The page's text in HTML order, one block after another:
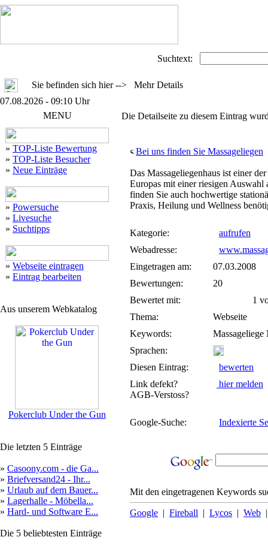
Suchtext:
Sie befinden sich hier --> Mehr Details
07.08.2026 - 09:10 Uhr
MENU
» TOP-Liste Bewertung
» TOP-Liste Besucher
» Neue Einträge
» Powersuche
» Livesuche
» Suchtipps
» Webseite eintragen
» Eintrag bearbeiten
Aus unserem Webkatalog
Pokerclub Under the Gun
Die letzten 5 Einträge
» Casoony.com - die Ga...
» Briefversand24 - Ihr...
» Urlaub auf dem Bauer...
» Lagerhalle - Möbella...
» Hard- und Software E...
Die 5 beliebtesten Einträge
Die Detailseite zu diesem Eintrag
Bei uns finden Sie Massageliegen
Das Massageliegenhaus ist einer
Europas mit einer riesigen
finden Sie auch hochwertige
Praxis, Heilung und Wellness
Kategorie:
aufrufen
Webadresse:
Eingetragen am:
07.03.2008
Bewertungen:
20
Bewertet mit:
1
Thema:
Webseite
Keywords:
Massageliege
Sprachen:
Diesen Eintrag:
bewerten
Link defekt?
AGB-Verstoss?
hier melden
Google-Suche: Indexierte
Mit den eingetragenen Keywords
Google | Fireball | Lycos | Web